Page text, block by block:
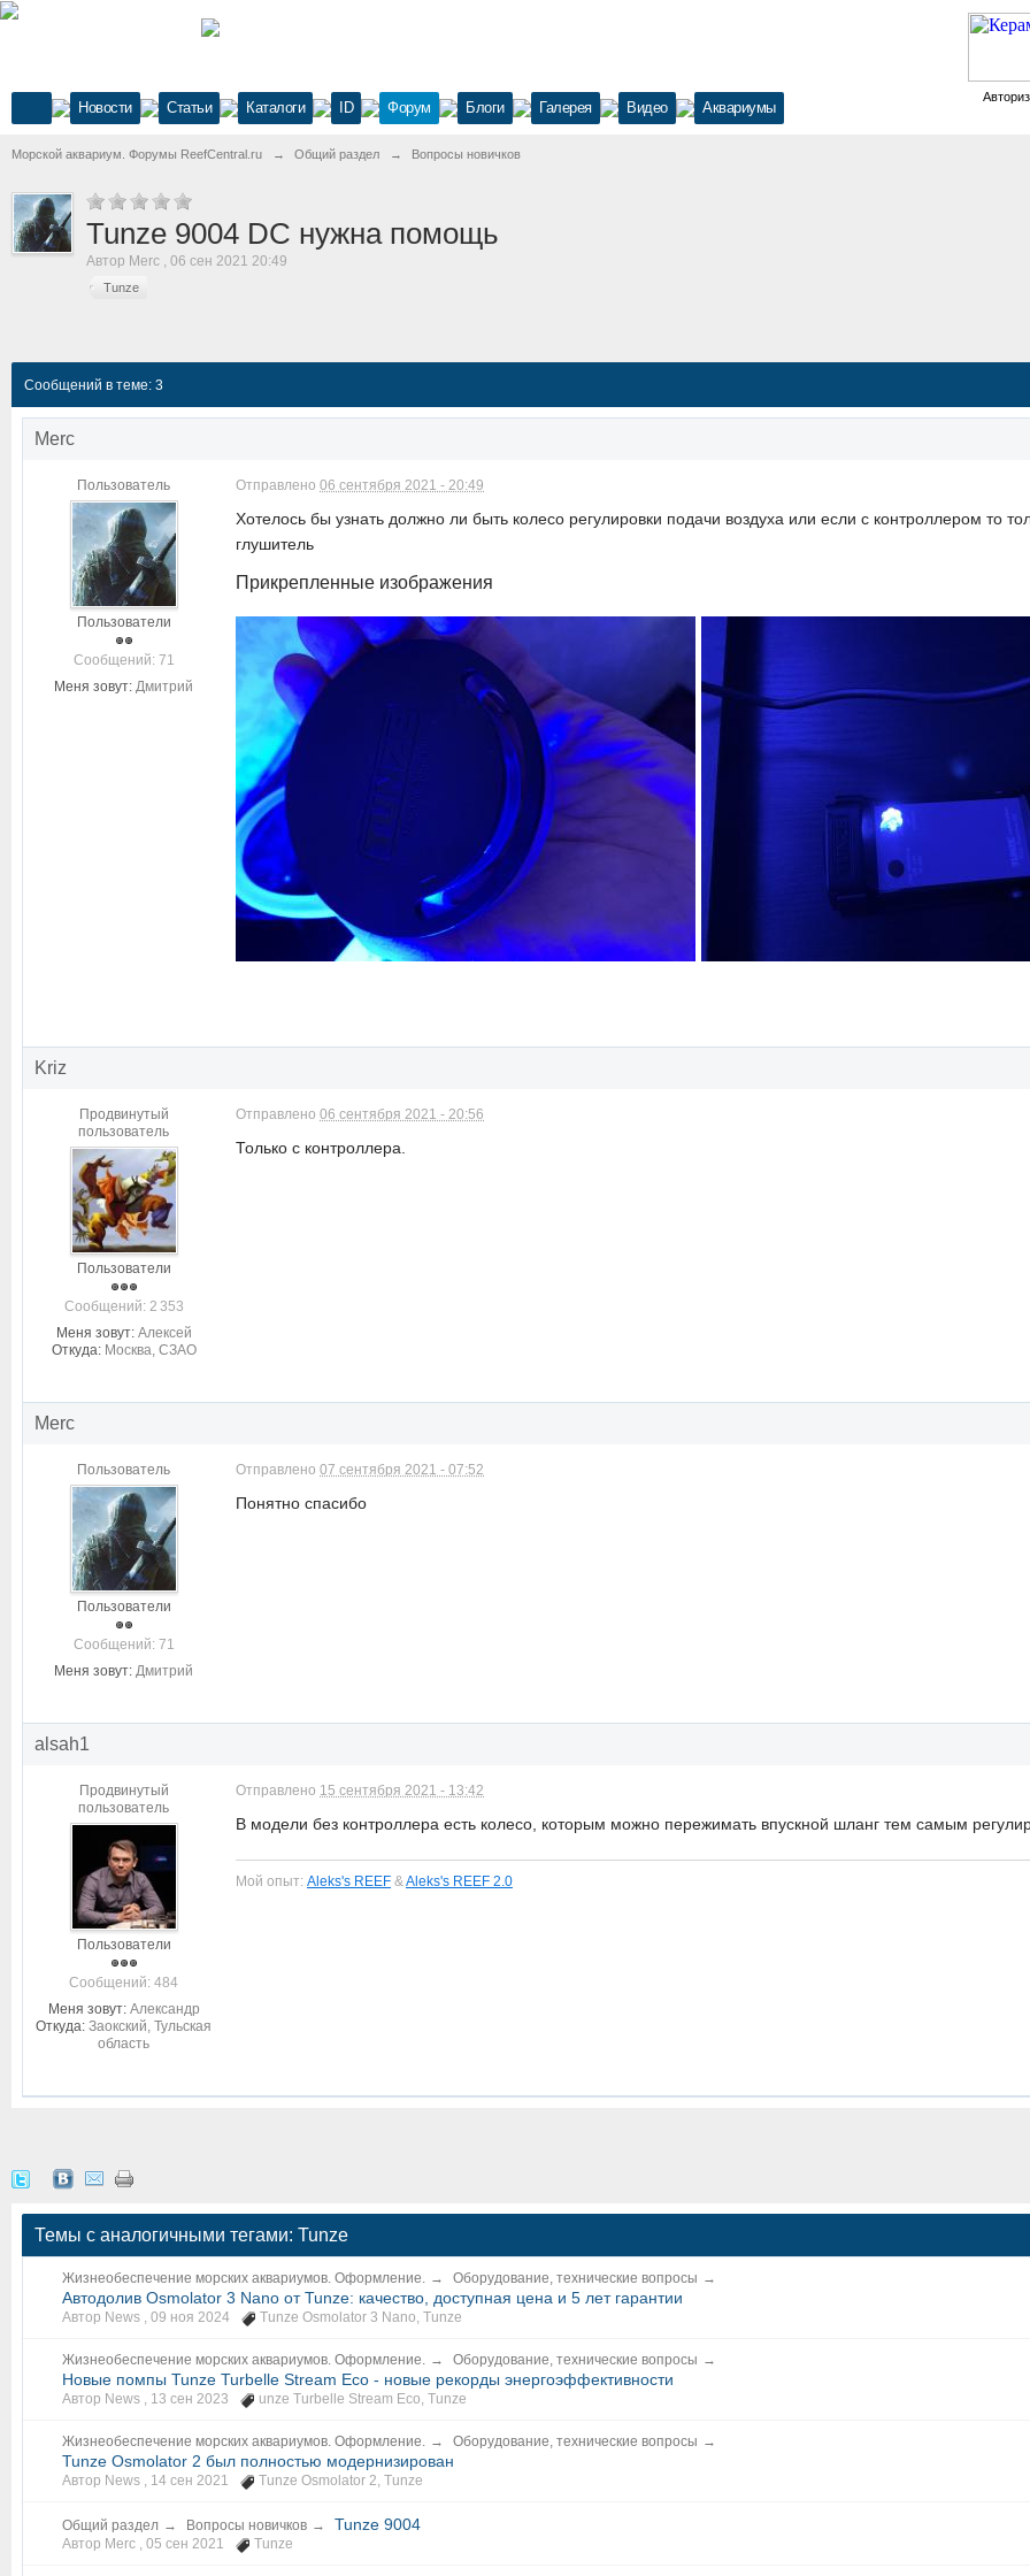
Новости Статьи Каталоги ID Форум Блоги Галерея Видео Аквариумы
Морской аквариум. Форумы ReefCentral.ru → Общий раздел → Вопросы новичков
Tunze 9004 DC нужна помощь
Автор Merc , 06 сен 2021 20:49
Tunze
Сообщений в теме: 3
Merc
Пользователь
Пользователи
Cообщений: 71
Меня зовут: Дмитрий
Отправлено 06 сентября 2021 - 20:49
Хотелось бы узнать должно ли быть колесо регулировки подачи воздуха или если с контроллером то
глушитель
Прикрепленные изображения
Kriz
Продвинутый
пользователь
Пользователи
Cообщений: 2 353
Меня зовут: Алексей
Откуда: Москва, СЗАО
Отправлено 06 сентября 2021 - 20:56
Только с контроллера.
Merc
Пользователь
Пользователи
Cообщений: 71
Меня зовут: Дмитрий
Отправлено 07 сентября 2021 - 07:52
Понятно спасибо
alsah1
Продвинутый
пользователь
Пользователи
Cообщений: 484
Меня зовут: Александр
Откуда: Заокский, Тульская
область
Отправлено 15 сентября 2021 - 13:42
В модели без контроллера есть колесо, которым можно пережимать впускной шланг тем самым
Мой опыт: Aleks's REEF & Aleks's REEF 2.0
Темы с аналогичными тегами: Tunze
Жизнеобеспечение морских аквариумов. Оформление. → Оборудование, технические вопросы →
Автодолив Osmolator 3 Nano от Tunze: качество, доступная цена и 5 лет гарантии
Автор News , 09 ноя 2024 Tunze Osmolator 3 Nano, Tunze
Жизнеобеспечение морских аквариумов. Оформление. → Оборудование, технические вопросы →
Новые помпы Tunze Turbelle Stream Eco - новые рекорды энергоэффективности
Автор News , 13 сен 2023 unze Turbelle Stream Eco, Tunze
Жизнеобеспечение морских аквариумов. Оформление. → Оборудование, технические вопросы →
Tunze Osmolator 2 был полностью модернизирован
Автор News , 14 сен 2021 Tunze Osmolator 2, Tunze
Общий раздел → Вопросы новичков → Tunze 9004
Автор Merc , 05 сен 2021 Tunze